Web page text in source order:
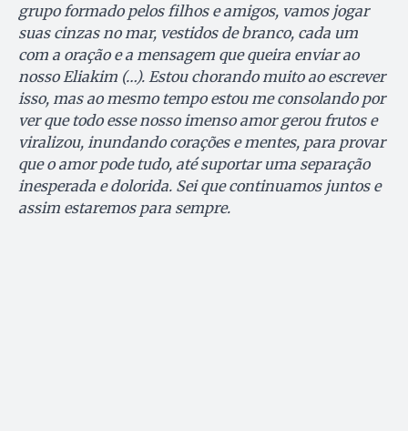
grupo formado pelos filhos e amigos, vamos jogar
suas cinzas no mar, vestidos de branco, cada um
com a oração e a mensagem que queira enviar ao
nosso Eliakim (…). Estou chorando muito ao escrever
isso, mas ao mesmo tempo estou me consolando por
ver que todo esse nosso imenso amor gerou frutos e
viralizou, inundando corações e mentes, para provar
que o amor pode tudo, até suportar uma separação
inesperada e dolorida. Sei que continuamos juntos e
assim estaremos para sempre.